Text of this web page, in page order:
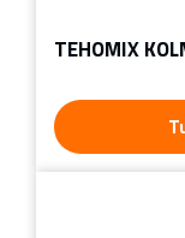
TEHOMIX